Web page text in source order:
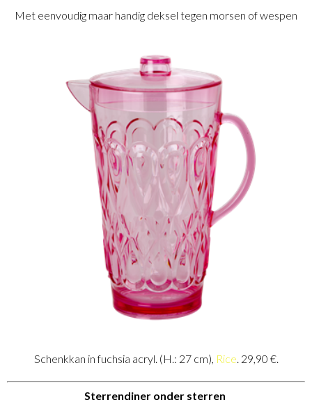
Met eenvoudig maar handig deksel tegen morsen of wespen
Schenkkan in fuchsia acryl. (H.: 27 cm), Rice . 29,90 €.
Sterrendiner onder sterren